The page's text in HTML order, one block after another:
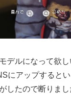
デルになって欲
にアップすると
したので断りまし